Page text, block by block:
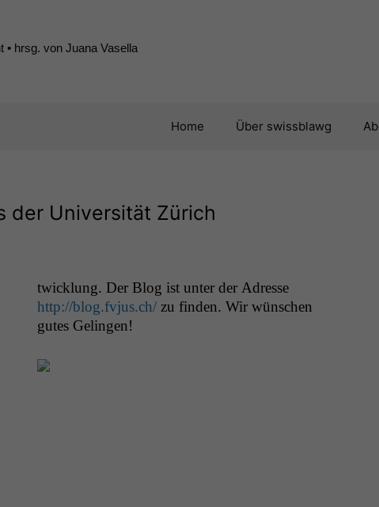
hrsg. von Juana Vasella
Home Über swissblawg
der Universität Zürich
twick­lung. Der Blog ist unter der Adresse
http://blog.fvjus.ch/zu find­en. Wir wün­schen
gutes Gelingen!